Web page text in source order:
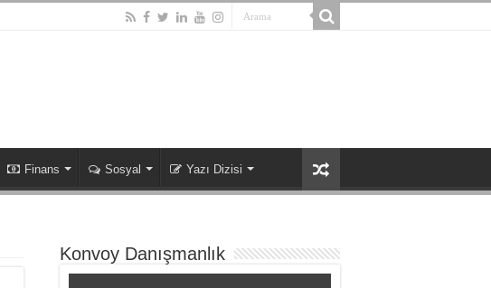
Finans Sosyal Yazı Dizisi
Konvoy Danışmanlık